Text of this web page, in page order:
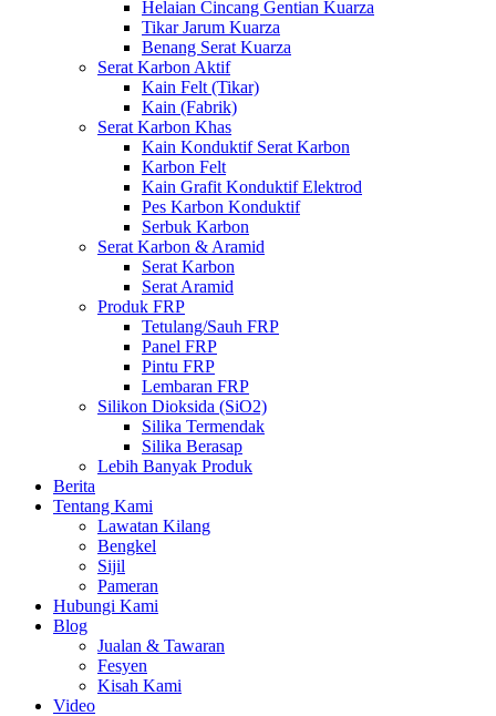
Helaian Cincang Gentian Kuarza
Tikar Jarum Kuarza
Benang Serat Kuarza
Serat Karbon Aktif
Kain Felt (Tikar)
Kain (Fabrik)
Serat Karbon Khas
Kain Konduktif Serat Karbon
Karbon Felt
Kain Grafit Konduktif Elektrod
Pes Karbon Konduktif
Serbuk Karbon
Serat Karbon & Aramid
Serat Karbon
Serat Aramid
Produk FRP
Tetulang/Sauh FRP
Panel FRP
Pintu FRP
Lembaran FRP
Silikon Dioksida (SiO2)
Silika Termendak
Silika Berasap
Lebih Banyak Produk
Berita
Tentang Kami
Lawatan Kilang
Bengkel
Sijil
Pameran
Hubungi Kami
Blog
Jualan & Tawaran
Fesyen
Kisah Kami
Video